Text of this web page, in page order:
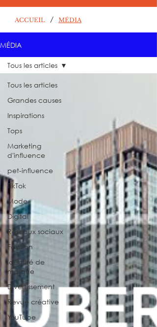
ACCUEIL / MÉDIA
MÉDIA
Tous les articles
Grandes causes
Inspirations
Tops
Marketing
d'influence
pet-influence
TikTok
Mode
Digital
Réseaux sociaux
Fashion
Identité de
marque
Divertissement
Revue créative
YouTube
Tous les articles